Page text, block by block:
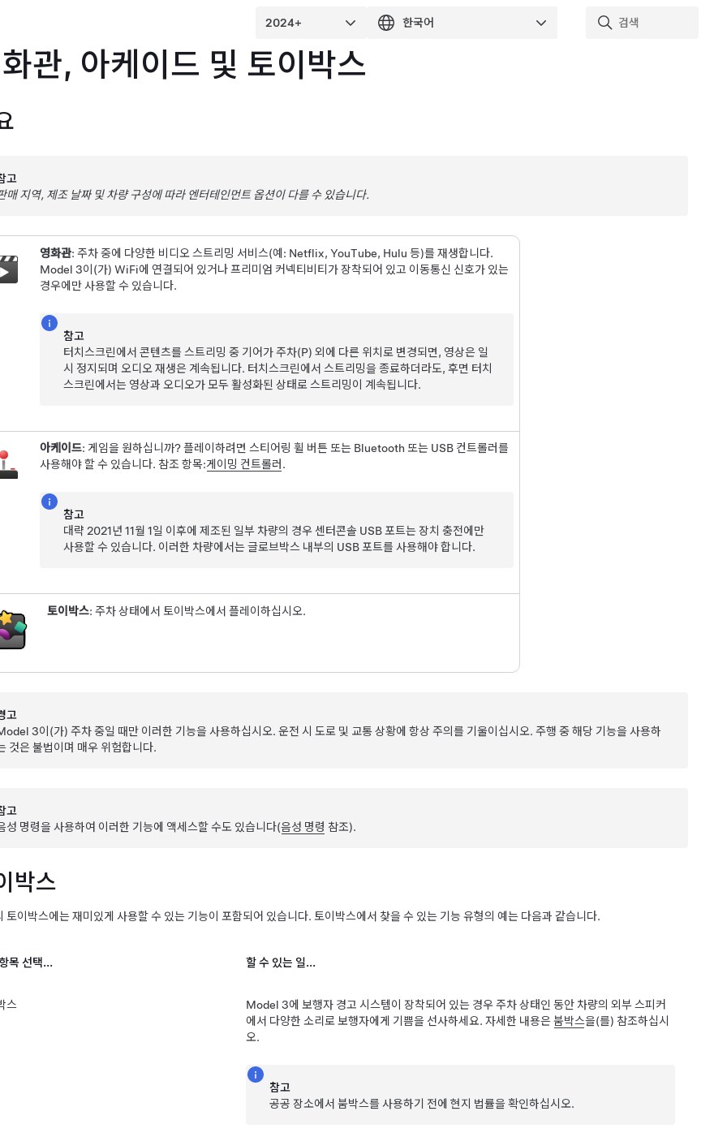
관, 아케이드 및 토이박스
고
매 지역, 제조 날짜 및 차량 구성에 따라 엔터테인먼트 옵션이 다를 수 있습니다.
영화관: 주차 중에 다양한 비디오 스트리밍 서비스(예: Netflix, YouTube, Hulu 등)를 재생합니다.
Model 3이(가) WiFi에 연결되어 있거나 프리미엄 커넥티비티가 장착되어 있고 이동통신 신호가 있는
경우에만 사용할 수 있습니다.
참고
터치스크린에서 콘텐츠를 스트리밍 중 기어가 주차(P) 외에 다른 위치로 변경되면, 영상은 일
시 정지되며 오디오 재생은 계속됩니다. 터치스크린에서 스트리밍을 종료하더라도, 후면 터치
스크린에서는 영상과 오디오가 모두 활성화된 상태로 스트리밍이 계속됩니다.
아케이드: 게임을 원하십니까? 플레이하려면 스티어링 휠 버튼 또는 Bluetooth 또는 USB 컨트롤러를
사용해야 할 수 있습니다. 참조 항목:게이밍 컨트롤러 .
참고
대략 2021년 11월 1일 이후에 제조된 일부 차량의 경우 센터콘솔 USB 포트는 장치 충전에만
사용할 수 있습니다. 이러한 차량에서는 글로브박스 내부의 USB 포트를 사용해야 합니다.
토이박스: 주차 상태에서 토이박스에서 플레이하십시오.
고
3이(가) 주차 중일 때만 이러한 기능을 사용하십시오. 운전 시 도로 및 교통 상황에 항상 주의를 기울이십시오. 주행 중 해당 기능을 사용하
것은 불법이며 매우 위험합니다.
고
성 명령을 사용하여 이러한 기능에 액세스할 수도 있습니다(음성 명령 참조).
박스
토이박스에는 재미있게 사용할 수 있는 기능이 포함되어 있습니다. 토이박스에서 찾을 수 있는 기능 유형의 예는 다음과 같습니다.
목 선택... 할 수 있는 일...
스 Model 3에 보행자 경고 시스템이 장착되어 있는 경우 주차 상태인 동안 차량의 외부 스피커
에서 다양한 소리로 보행자에게 기쁨을 선사하세요. 자세한 내용은붐박스을(를) 참조하십시
오.
참고
공공 장소에서 붐박스를 사용하기 전에 현지 법률을 확인하십시오.